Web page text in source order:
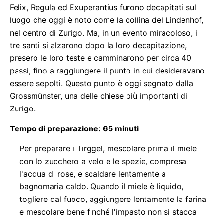
Felix, Regula ed Exuperantius furono decapitati sul
luogo che oggi è noto come la collina del Lindenhof,
nel centro di Zurigo. Ma, in un evento miracoloso, i
tre santi si alzarono dopo la loro decapitazione,
presero le loro teste e camminarono per circa 40
passi, fino a raggiungere il punto in cui desideravano
essere sepolti. Questo punto è oggi segnato dalla
Grossmünster, una delle chiese più importanti di
Zurigo.
Tempo di preparazione: 65 minuti
Per preparare i Tirggel, mescolare prima il miele
con lo zucchero a velo e le spezie, compresa
l'acqua di rose, e scaldare lentamente a
bagnomaria caldo. Quando il miele è liquido,
togliere dal fuoco, aggiungere lentamente la farina
e mescolare bene finché l'impasto non si stacca